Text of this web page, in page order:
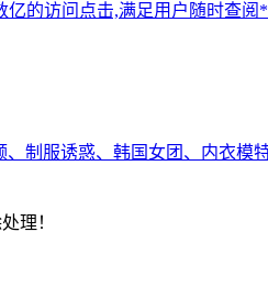
的访问点击,满足用户随时查
制服诱惑、韩国女团、内衣模
理！